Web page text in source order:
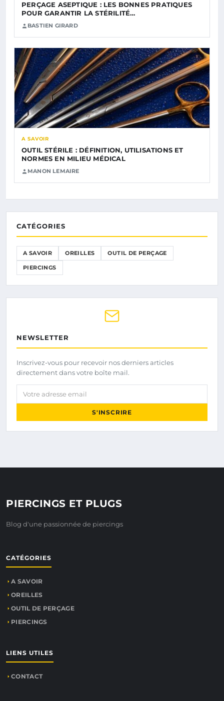
PERÇAGE ASEPTIQUE : LES BONNES PRATIQUES
POUR GARANTIR LA STÉRILITÉ…
BASTIEN GIRARD
A SAVOIR
OUTIL STÉRILE : DÉFINITION, UTILISATIONS ET
NORMES EN MILIEU MÉDICAL
MANON LEMAIRE
CATÉGORIES
A SAVOIR OREILLES OUTIL DE PERÇAGE
PIERCINGS
NEWSLETTER
Inscrivez-vous pour recevoir nos derniers articles
directement dans votre boîte mail.
Votre adresse email
S'INSCRIRE
PIERCINGS ET PLUGS
Blog d'une passionnée de piercings
CATÉGORIES
A SAVOIR
OREILLES
OUTIL DE PERÇAGE
PIERCINGS
LIENS UTILES
CONTACT